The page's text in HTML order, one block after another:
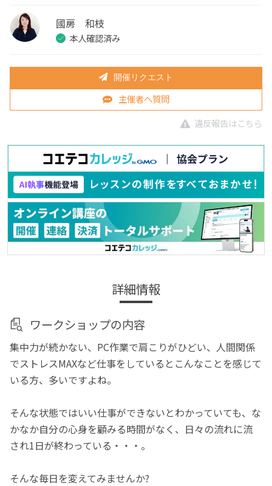
國房 和枝
本人確認済み
開催リクエスト
主催者へ質問
違反報告はこちら
詳細情報
ワークショップの内容
集中力が続かない、PC作業で肩こりがひどい、人間関係
でストレスMAXなど仕事をしているとこんなことを感じて
いる方、多いですよね。
そんな状態ではいい仕事ができないとわかっていても、な
かなか自分の心身を顧みる時間がなく、日々の流れに流
され1日が終わっている・・・。
そんな毎日を変えてみませんか?